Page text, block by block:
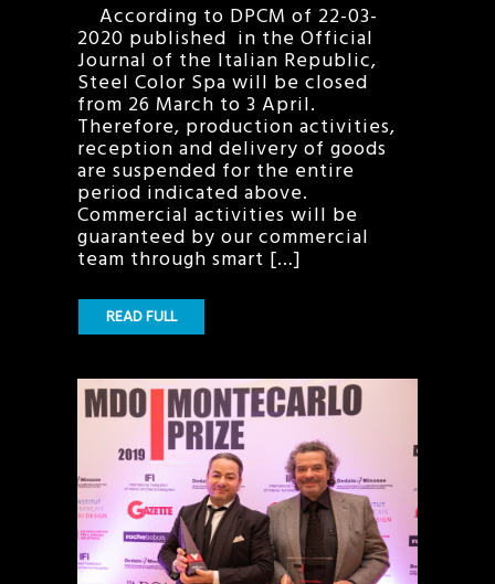
According to DPCM of 22-03-
2020 published in the Official
Journal of the Italian Republic,
Steel Color Spa will be closed
from 26 March to 3 April.
Therefore, production activities,
reception and delivery of goods
are suspended for the entire
period indicated above.
Commercial activities will be
guaranteed by our commercial
team through smart […]
READ FULL